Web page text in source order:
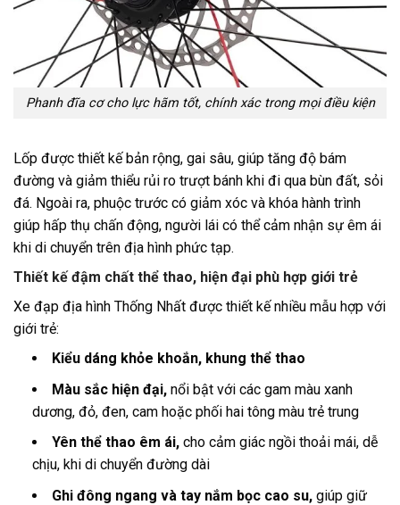
Phanh đĩa cơ cho lực hãm tốt, chính xác trong mọi điều kiện
Lốp được thiết kế bản rộng, gai sâu, giúp tăng độ bám
đường và giảm thiểu rủi ro trượt bánh khi đi qua bùn đất, sỏi
đá. Ngoài ra, phuộc trước có giảm xóc và khóa hành trình
giúp hấp thụ chấn động, người lái có thể cảm nhận sự êm ái
khi di chuyển trên địa hình phức tạp.
Thiết kế đậm chất thể thao, hiện đại phù hợp giới trẻ
Xe đạp địa hình Thống Nhất được thiết kế nhiều mẫu hợp với
giới trẻ:
Kiểu dáng khỏe khoắn, khung thể thao
Màu sắc hiện đại,nổi bật với các gam màu xanh
dương, đỏ, đen, cam hoặc phối hai tông màu trẻ trung
Yên thể thao êm ái,cho cảm giác ngồi thoải mái, dễ
chịu, khi di chuyển đường dài
Ghi đông ngang và tay nắm bọc cao su,giúp giữ